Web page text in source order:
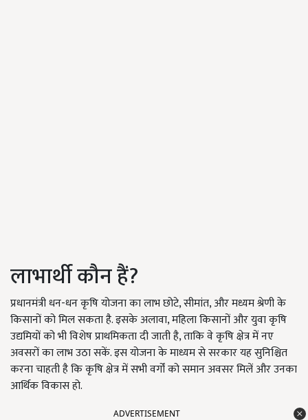
लाभार्थी कौन हैं?
प्रधानमंत्री धन-धन कृषि योजना का लाभ छोटे, सीमांत, और मध्यम श्रेणी के
किसानों को मिल सकता है. इसके अलावा, महिला किसानों और युवा कृषि
उद्यमियों को भी विशेष प्राथमिकता दी जाती है, ताकि वे कृषि क्षेत्र में नए
अवसरों का लाभ उठा सकें. इस योजना के माध्यम से सरकार यह सुनिश्चित
करना चाहती है कि कृषि क्षेत्र में सभी वर्गों को समान अवसर मिलें और उनका
आर्थिक विकास हो.
ADVERTISEMENT